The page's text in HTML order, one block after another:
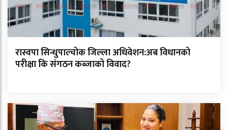
रास्वपा सिन्धुपाल्चोक जिल्ला अधिवेशन:अब विधानको
परीक्षा कि संगठन कब्जाको विवाद?